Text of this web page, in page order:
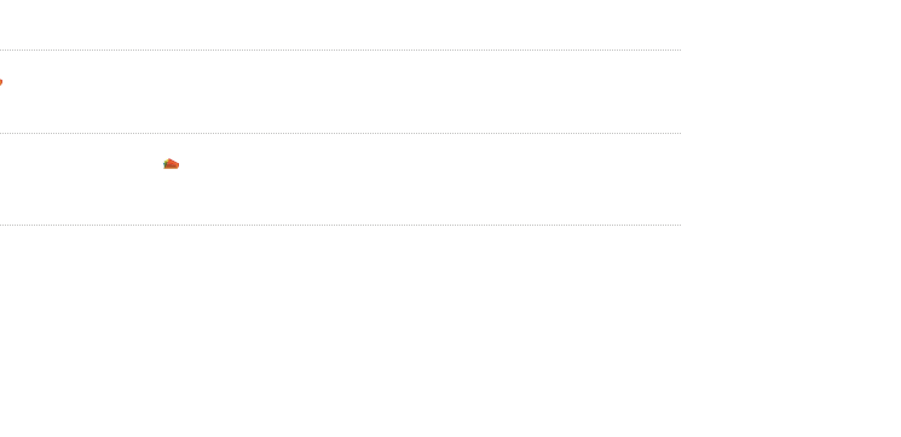
Opcje dostępne dla zarejestrowanych użytkowników
Podziel się